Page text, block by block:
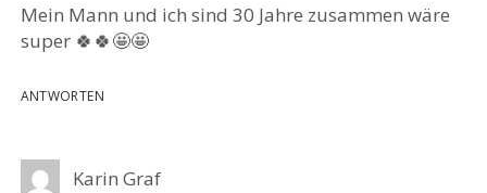
Mein Mann und ich sind 30 Jahre zusammen wäre
super 🍀🍀🤩🤩
ANTWORTEN
Karin Graf